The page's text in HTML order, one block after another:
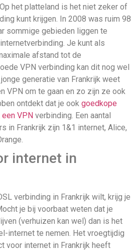
het platteland is het niet zeker of
kunt krijgen. In 2008 was ruim 98
sommige gebieden liggen te
Je kunt als
afstand tot de
VPN verbinding kan dit nog wel
generatie van Frankrijk weet
VPN om te gaan en zo zijn ze ook
ontdekt dat je ook goedkope
VPN verbinding. Een aantal
in Frankrijk zijn 1&1 internet, Alice,
internet in
verbinding in Frankrijk wilt, krijg je
je bij voorbaat weten dat je
(verhuizen kan wel) dan is het
internet te nemen. Het vroegtijdig
voor internet in Frankrijk heeft